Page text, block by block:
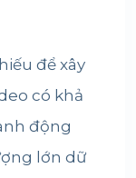
để xây
có khả
động
lớn dữ